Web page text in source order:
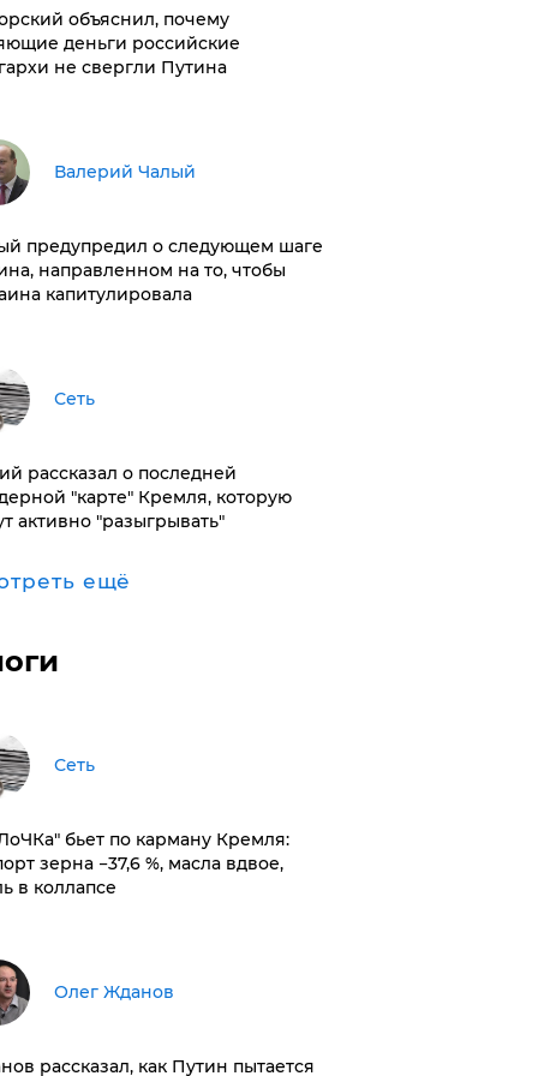
объяснил, почему
деньги российские
не свергли Путина
Валерий Чалый
предупредил о следующем шаге
направленном на то, чтобы
капитулировала
Сеть
рассказал о последней
"карте" Кремля, которую
активно "разыгрывать"
ещё
Сеть
бьет по карману Кремля:
зерна −37,6 %, масла вдвое,
в коллапсе
Олег Жданов
рассказал, как Путин пытается